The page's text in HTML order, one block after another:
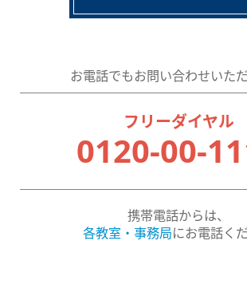
お電話でもお問い合わせいた
フリーダイヤル
0120-00-
携帯電話からは、
各教室・事務局にお電話く